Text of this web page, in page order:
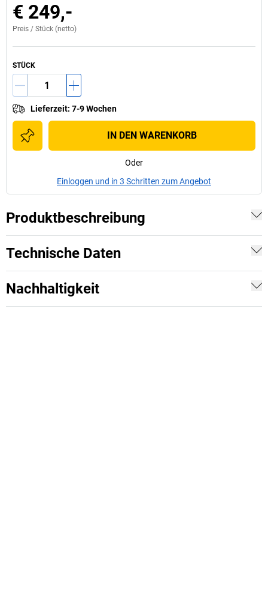
€ 249,-
Preis / Stück (netto)
STÜCK
Lieferzeit: 7-9 Wochen
IN DEN WARENKORB
Oder
Einloggen und in 3 Schritten zum Angebot
Produktbeschreibung
Technische Daten
Nachhaltigkeit